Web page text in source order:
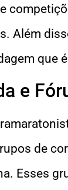
Além
que
e
de
Esses